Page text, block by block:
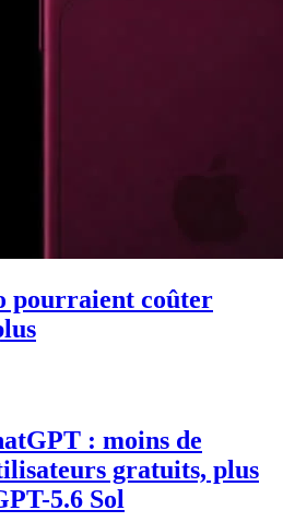
pourraient coûter
: moins de
gratuits, plus
5.6 Sol